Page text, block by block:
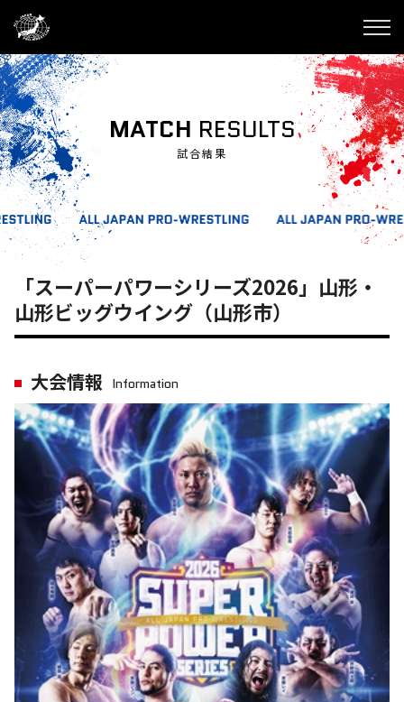
MATCH RESULTS
試合結果
「スーパーパワーシリーズ2026」山形・
山形ビッグウイング（山形市）
大会情報 Information